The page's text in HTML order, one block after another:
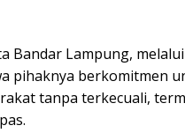
Bandar Lampung,
pihaknya berkomitmen
tanpa terkecuali,